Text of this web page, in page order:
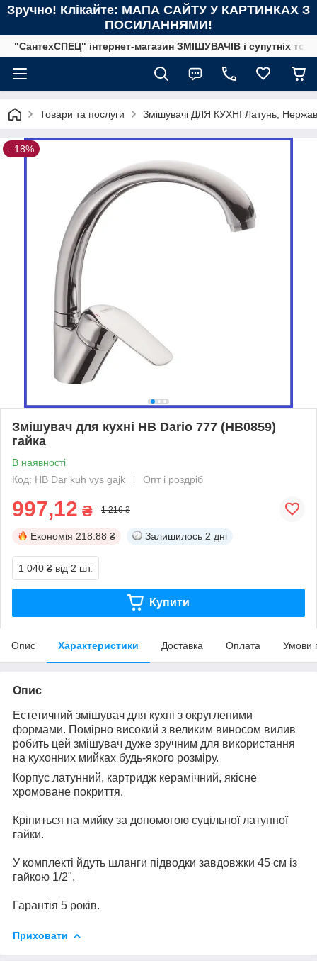
Зручно! Клікайте: МАПА САЙТУ У КАРТИНКАХ З
ПОСИЛАННЯМИ!
"СантехСПЕЦ" інтернет-магазин ЗМІШУВАЧІВ і супутніх
Товари та послуги Змішувачі ДЛЯ КУХНІ Латунь,
–18%
Змішувач для кухні HB Dario 777 (HB0859)
гайка
В наявності
Код: HB Dar kuh vys gajk
Опт і роздріб
997,12 ₴ 1 216 ₴
Економія 218.88 ₴ Залишилось 2 дні
1 040 ₴ від 2 шт.
Купити
Опис Характеристики Доставка Оплата Умови
Опис
Естетичний змішувач для кухні з округленими
формами. Помірно високий з великим виносом вилив
робить цей змішувач дуже зручним для використання
на кухонних мийках будь-якого розміру.
Корпус латунний, картридж керамічний, якісне
хромоване покриття.
Кріпиться на мийку за допомогою суцільної латунної
гайки.
У комплекті йдуть шланги підводки завдовжки 45 см із
гайкою 1/2".
Гарантія 5 років.
Приховати